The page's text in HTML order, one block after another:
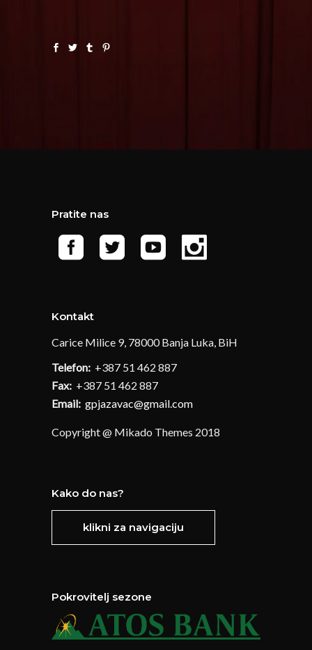
Pratite nas
Kontakt
Carice Milice 9, 78000 Banja Luka, BiH
Telefon: +387 51 462 887
Fax: +387 51 462 887
Email: gpjazavac@gmail.com
Copyright @ Mikado Themes 2018
Kako do nas?
klikni za navigaciju
Pokrovitelj sezone